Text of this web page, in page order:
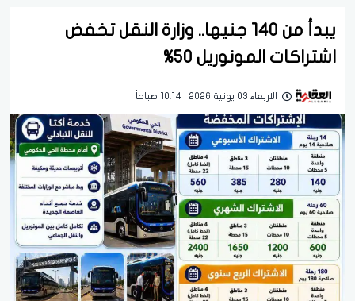
يبدأ من 140 جنيها.. وزارة النقل تخفض
اشتراكات المونوريل 50%
الاربعاء 03 يونية 2026 | 10:14 صباحاً